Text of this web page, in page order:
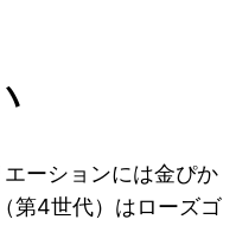
ーションには金ぴか
第4世代）はローズゴ